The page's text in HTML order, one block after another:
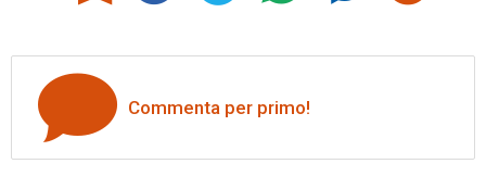
Commenta per primo!